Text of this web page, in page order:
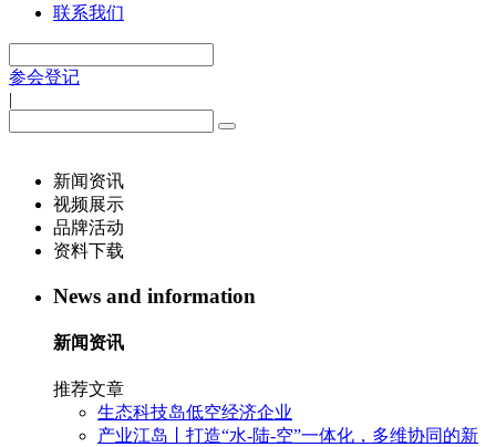
联系我们
参会登记
|
新闻资讯
视频展示
品牌活动
资料下载
News and information
新闻资讯
推荐文章
生态科技岛低空经济企业
产业江岛丨打造“水-陆-空”一体化，多维协同的新